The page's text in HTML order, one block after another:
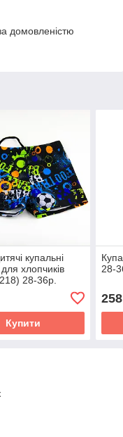
домовленістю
купальні
хлопчиків
28-36р.
Купити
28-
258